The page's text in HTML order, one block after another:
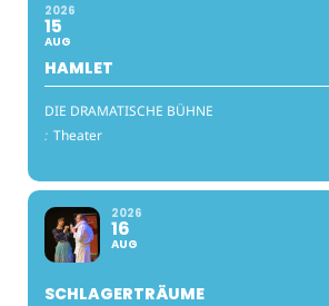
2026
15
AUG
HAMLET
DIE DRAMATISCHE BÜHNE
: Theater
2026
16
AUG
SCHLAGERTRÄUME